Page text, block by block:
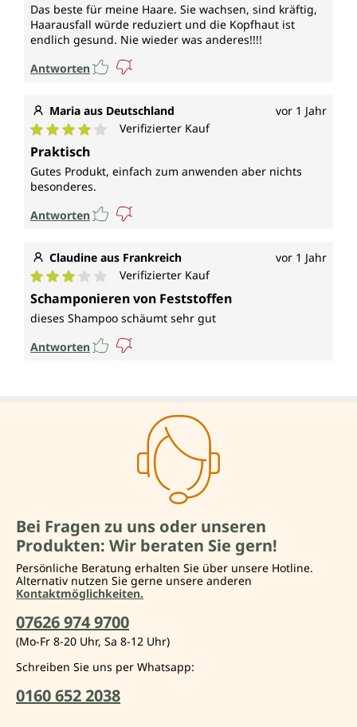
Das beste für meine Haare. Sie wachsen, sind kräftig,
Haarausfall würde reduziert und die Kopfhaut ist
endlich gesund. Nie wieder was anderes!!!!
Antworten
Maria aus Deutschland vor 1 Jahr
Durchschnittliche Bewertung von 4 von 5 Sternen
Verifizierter Kauf
Praktisch
Gutes Produkt, einfach zum anwenden aber nichts
besonderes.
Antworten
Claudine aus Frankreich vor 1 Jahr
Durchschnittliche Bewertung von 3 von 5 Sternen
Verifizierter Kauf
Schamponieren von Feststoffen
dieses Shampoo schäumt sehr gut
Antworten
Bei Fragen zu uns oder unseren
Produkten: Wir beraten Sie gern!
Persönliche Beratung erhalten Sie über unsere Hotline.
Alternativ nutzen Sie gerne unsere anderen
Kontaktmöglichkeiten.
07626 974 9700
(Mo-Fr 8-20 Uhr, Sa 8-12 Uhr)
Schreiben Sie uns per Whatsapp:
0160 652 2038